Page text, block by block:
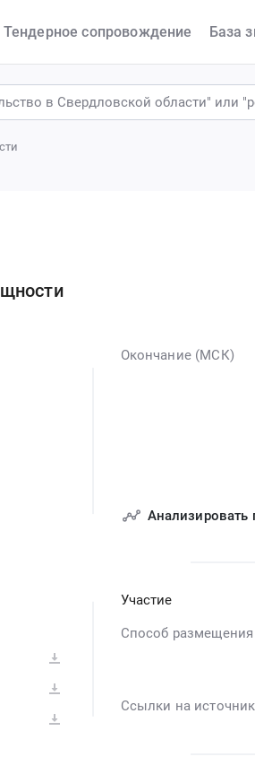
Тендерное сопровождение База
Окончание (МСК)
Участие
Способ размещения
Ссылки на